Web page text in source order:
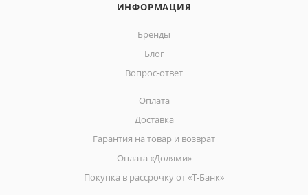
ИНФОРМАЦИЯ
Бренды
Блог
Вопрос-ответ
Оплата
Доставка
Гарантия на товар и возврат
Оплата «Долями»
Покупка в рассрочку от «Т-Банк»